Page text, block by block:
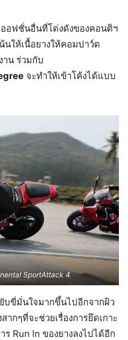
อฟชั่นอื่นที่โด่งดังของคอนติฯ
นให้เนื้อยางให้คอมปาว์ด
าน ร่วมกับ
จะทำให้เข้าโค้งได้แบบ
SportAttack 4
ขี่มั่นใจมากขึ้นไปอีกจากผิว
ากๆที่จะช่วยเรื่องการยึดเกาะ
ร Run In ของยางลงไปได้อีก